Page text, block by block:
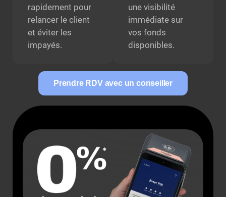
rapidement pour
relancer le client
et éviter les
impayés.
une visibilité
immédiate sur
vos fonds
disponibles.
Prendre RDV avec un conseiller